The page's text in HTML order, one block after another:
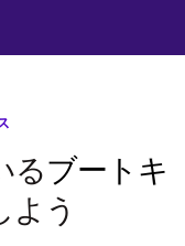
るブートキ
よう